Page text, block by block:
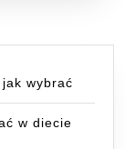
wybrać
w diecie